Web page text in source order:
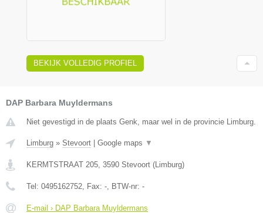
BEKIJK VOLLEDIG PROFIEL
DAP Barbara Muyldermans
Niet gevestigd in de plaats Genk, maar wel in de provincie Limburg.
Limburg » Stevoort Google maps ▼
KERMTSTRAAT 205 3590 Stevoort ( Limburg)
Tel: 0495162752 , Fax: - , BTW-nr: -
E-mail › DAP Barbara Muyldermans